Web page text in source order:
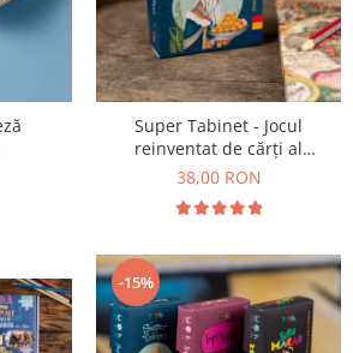
Super Tabinet - Jocul
reinventat de cărți al
copilăriei
38,00 RON
-15%